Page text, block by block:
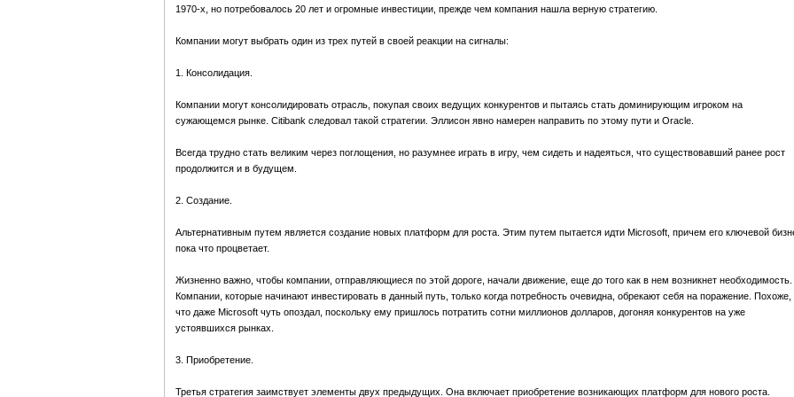
1970-х, но потребовалось 20 лет и огромные инвестиции, прежде чем компания нашла верную стратегию.
Компании могут выбрать один из трех путей в своей реакции на сигналы:
1. Консолидация.
Компании могут консолидировать отрасль, покупая своих ведущих конкурентов и пытаясь стать доминирующим игроком на
сужающемся рынке. Citibank следовал такой стратегии. Эллисон явно намерен направить по этому пути и Oracle.
Всегда трудно стать великим через поглощения, но разумнее играть в игру, чем сидеть и надеяться, что существовавший ранее рост
продолжится и в будущем.
2. Создание.
Альтернативным путем является создание новых платформ для роста. Этим путем пытается идти Microsoft, причем его ключевой
пока что процветает.
Жизненно важно, чтобы компании, отправляющиеся по этой дороге, начали движение, еще до того как в нем возникнет необходимость.
Компании, которые начинают инвестировать в данный путь, только когда потребность очевидна, обрекают себя на поражение. Похоже,
что даже Microsoft чуть опоздал, поскольку ему пришлось потратить сотни миллионов долларов, догоняя конкурентов на уже
устоявшихся рынках.
3. Приобретение.
Третья стратегия заимствует элементы двух предыдущих. Она включает приобретение возникающих платформ для нового роста.